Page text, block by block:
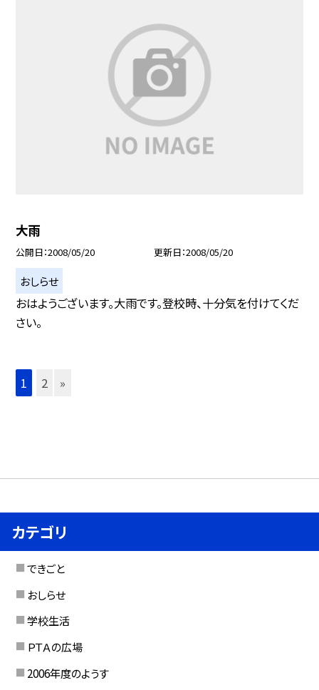
大雨
公開日 2008/05/20 更新日 2008/05/20
おしらせ
おはようございます。大雨です。登校時、十分気を付けてくだ
さい。
1 2 »
カテゴリ
できごと
おしらせ
学校生活
ＰＴＡの広場
2006年度のようす